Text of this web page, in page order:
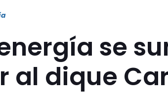
se
al dique